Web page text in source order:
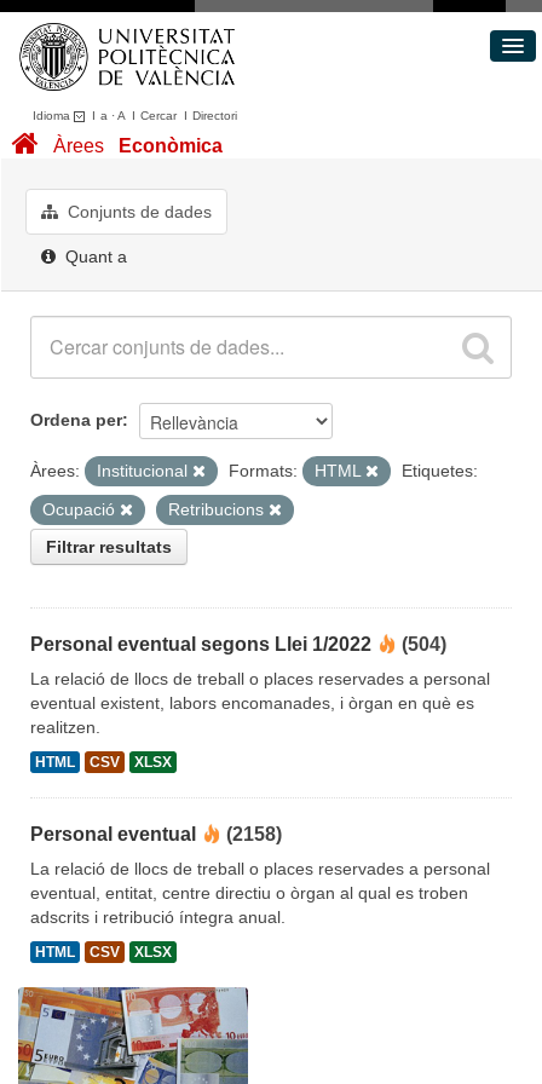
Idioma I a ·A I CercarI Directori
Conjunts de dades
Quant a
Àrees Econòmica
Conjunts de dades
Quant a
Ordena per
Àrees: Institucional Formats: HTML
Etiquetes:
Ocupació
Retribucions
Filtrar resultats
Personal eventual segons Llei 1/2022 (504)
La relació de llocs de treball o places reservades a personal
eventual existent, labors encomanades, i òrgan en què es
realitzen.
HTML CSV XLSX
Personal eventual (2158)
La relació de llocs de treball o places reservades a personal
eventual, entitat, centre directiu o òrgan al qual es troben
adscrits i retribució íntegra anual.
HTML CSV XLSX